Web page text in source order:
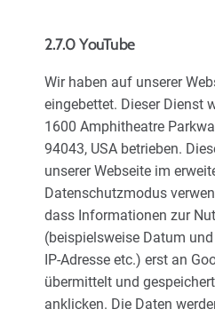
2.7.0 YouTube
Wir haben auf unserer
eingebettet. Dieser Dienst
1600 Amphitheatre
94043, USA betrieben.
unserer Webseite im
Datenschutzmodus
dass Informationen zur
(beispielsweise Datum
IP-Adresse etc.) erst an
übermittelt und
anklicken. Die Daten